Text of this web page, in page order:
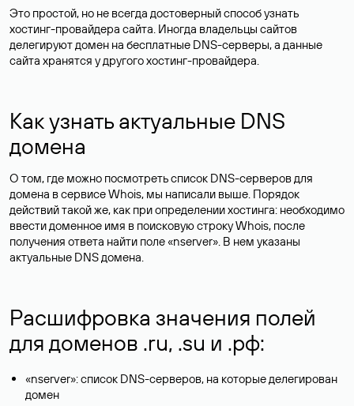
Это простой, но не всегда достоверный способ узнать
хостинг-провайдера сайта. Иногда владельцы сайтов
делегируют домен на бесплатные DNS-серверы, а данные
сайта хранятся у другого хостинг-провайдера.
Как узнать актуальные DNS
домена
О том, где можно посмотреть список DNS-серверов для
домена в сервисе Whois, мы написали выше. Порядок
действий такой же, как при определении хостинга: необходимо
ввести доменное имя в поисковую строку Whois, после
получения ответа найти поле «nserver». В нем указаны
актуальные DNS домена.
Расшифровка значения полей
для доменов .ru, .su и .рф:
«nserver»: список DNS-серверов, на которые делегирован
домен